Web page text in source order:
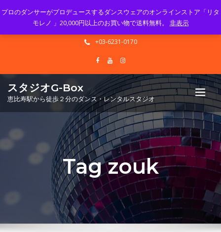
Mon - Sun 10.00 - 23.00
info@gbox-tango.com
+03-6231-0170
スタジオG-Box
恵比寿駅から徒歩２分のダンス・レンタルスタジオ
Tag zouk
プロのダンサーがプロデュースするダンスウェアのオンラインストア「リタ
モレノ 」20,000円以上のお買い物で送料無料。 非表示